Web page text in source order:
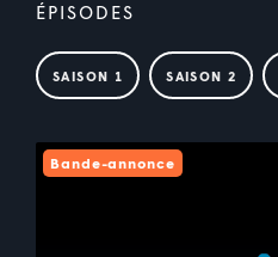
ÉPISODES
SAISON 1 SAISON 2
Bande-annonce